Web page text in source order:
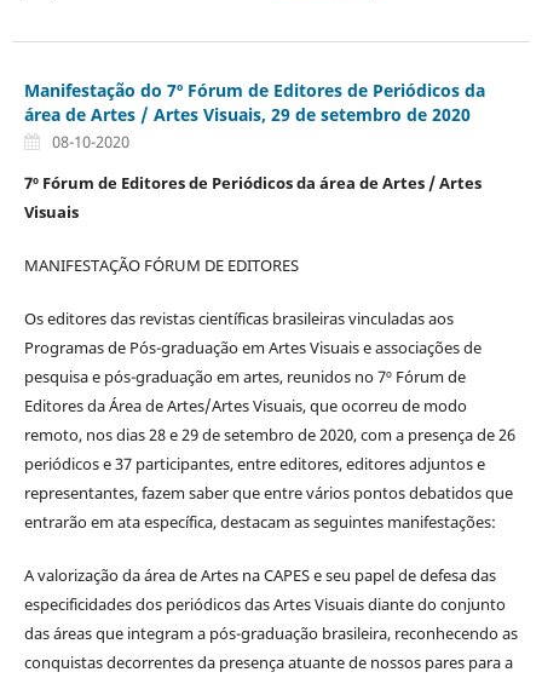
Manifestação do 7º Fórum de Editores de Periódicos da
área de Artes / Artes Visuais, 29 de setembro de 2020
08-10-2020
7º Fórum de Editores de Periódicos da área deArtes / Artes
Visuais
MANIFESTAÇÃO FÓRUM DE EDITORES
Os editores das revistas científicas brasileiras vinculadas aos
Programas de Pós-graduação em Artes Visuais e associações de
pesquisa e pós-graduação em artes, reunidos no 7º Fórum de
Editores da Área de Artes/Artes Visuais, que ocorreu de modo
remoto, nos dias 28 e 29 de setembro de 2020, com a presença de 26
periódicos e 37 participantes, entre editores, editores adjuntos e
representantes, fazem saber que entre vários pontos debatidos que
entrarão em ata específica, destacam as seguintes manifestações:
A valorização da área de Artes na CAPES e seu papel de defesa das
especificidades dos periódicos das Artes Visuais diante do conjunto
das áreas que integram a pós-graduação brasileira, reconhecendo as
conquistas decorrentes da presença atuante de nossos pares para a